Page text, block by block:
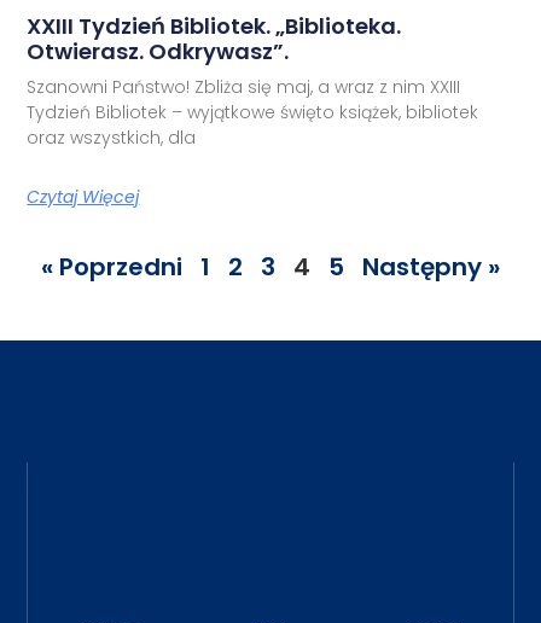
XXIII Tydzień Bibliotek. „Biblioteka.
Otwierasz. Odkrywasz”.
Szanowni Państwo! Zbliża się maj, a wraz z nim XXIII
Tydzień Bibliotek – wyjątkowe święto książek, bibliotek
oraz wszystkich, dla
Czytaj Więcej
« Poprzedni 1 2 3 4 5 Następny »